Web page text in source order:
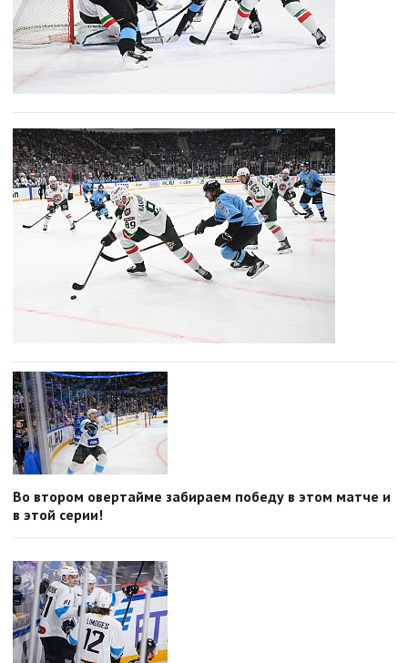
Во втором овертайме забираем победу в этом матче и
в этой серии!